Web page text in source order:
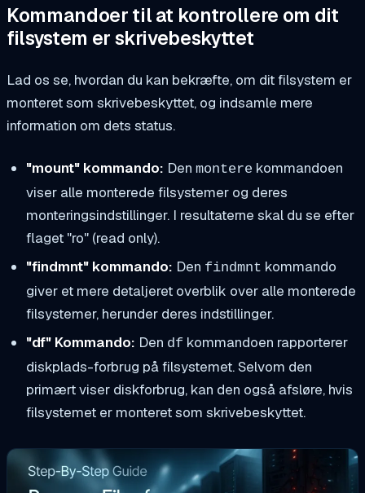
Kommandoer til at kontrollere om dit
filsystem er skrivebeskyttet
Lad os se, hvordan du kan bekræfte, om dit filsystem er
monteret som skrivebeskyttet, og indsamle mere
information om dets status.
"mount" kommando: Den montere kommandoen
viser alle monterede filsystemer og deres
monteringsindstillinger. I resultaterne skal du se efter
flaget "ro" (read only).
"findmnt" kommando: Den findmnt kommando
giver et mere detaljeret overblik over alle monterede
filsystemer, herunder deres indstillinger.
"df" Kommando: Den df kommandoen rapporterer
diskplads-forbrug på filsystemet. Selvom den
primært viser diskforbrug, kan den også afsløre, hvis
filsystemet er monteret som skrivebeskyttet.